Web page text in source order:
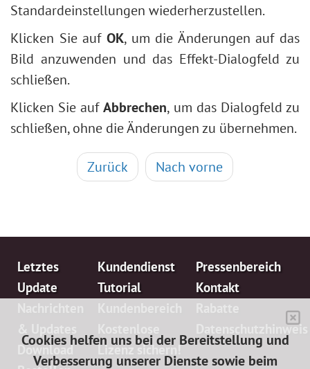
Standardeinstellungen wiederherzustellen.
Klicken Sie auf OK, um die Änderungen auf das
Bild anzuwenden und das Effekt-Dialogfeld zu
schließen.
Klicken Sie aufAbbrechen, um das Dialogfeld zu
schließen, ohne die Änderungen zu übernehmen.
Zurück Nach vorne
Letztes
Update
Download
Kundendienst
Tutorial
Lizenz sichern!
Pressenbereich
Kontakt
Datenschutzhinweis
Cookies helfen uns bei der Bereitstellung und
Verbesserung unserer Dienste sowie beim